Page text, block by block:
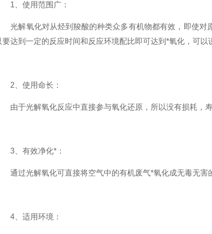
、使用范围广：
解氧化对从烃到羧酸的种类众多有机物都有效，即使对
要达到一定的反应时间和反应环境配比即可达到*氧化，可
、使用命长：
于光解氧化反应中直接参与氧化还原，所以没有损耗，寿
、有效净化*：
过光解氧化可直接将空气中的有机废气*氧化成无毒无害
、适用环境：